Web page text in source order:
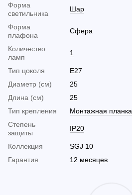
Форма
светильника
Шар
Форма
плафона
Сфера
Количество
ламп
1
Тип цоколя
E27
Диаметр (см)
25
Длина (см)
25
Тип крепления
Монтажная планка
Cтепень
защиты
IP20
Коллекция
SGJ 10
Гарантия
12 месяцев